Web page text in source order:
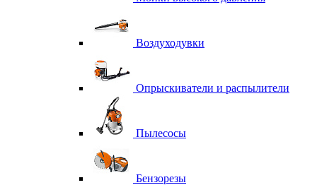
Воздуходувки
Опрыскиватели и распылители
Пылесосы
Бензорезы